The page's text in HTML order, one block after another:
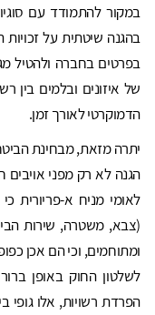
במקור להתמודד עם
בהגנה שיטתית על
בפרטים בחברה ולהטיל
של איזונים ובלמים בין
הדמוקרטי לאורך זמן.
יתרה מזאת, מבחינת
הגנה לא רק מפני אויבים
לאומי מניח א-פריורית
(צבא, משטרה, שירות
ומתוחמים, וכי הם אכן
לשלטון החוק באופן
הפרדת רשויות, אלו גופי